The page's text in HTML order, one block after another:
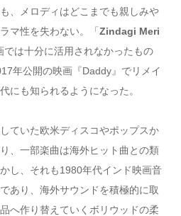
、メロディはどこまでも親しみや
マ性を失わない。「 Zindagi Meri
では十分に活用されなかったもの
年公開の映画『Daddy』でリメイ
にも知られるようになった。
ていた欧米ディスコやポップスか
、一部楽曲は海外ヒット曲との類
し、それも1980年代インド映画音
あり、海外サウンドを積極的に取
へ作り替えていくボリウッドの柔